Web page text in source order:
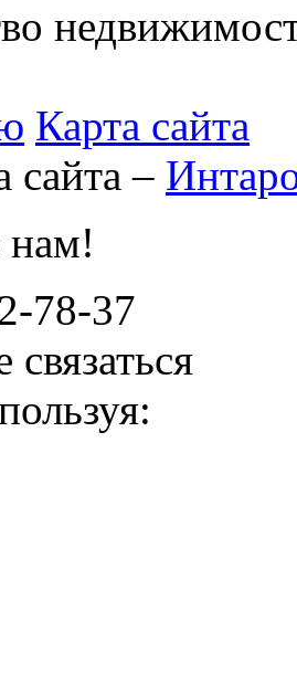
Карта сайта
сайта –
78-37